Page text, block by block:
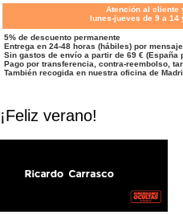
Atención al cliente
lunes-jueves de 9 a 14
5% de descuento permanente
Entrega en 24-48 horas (hábiles) por
Sin gastos de envío a partir de 69 € (España
Pago por transferencia, contra-reembolso,
También recogida en nuestra oficina de
verano!